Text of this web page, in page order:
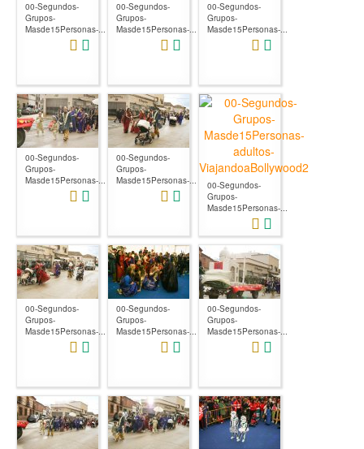
00-Segundos-
Grupos-
Masde15Personas-...
00-Segundos-
Grupos-
Masde15Personas-...
00-Segundos-
Grupos-
Masde15Personas-...
00-Segundos-
Grupos-
Masde15Personas-...
00-Segundos-
Grupos-
Masde15Personas-...
00-Segundos-
Grupos-
Masde15Personas-...
00-Segundos-
Grupos-
Masde15Personas-...
00-Segundos-
Grupos-
Masde15Personas-...
00-Segundos-
Grupos-
Masde15Personas-...